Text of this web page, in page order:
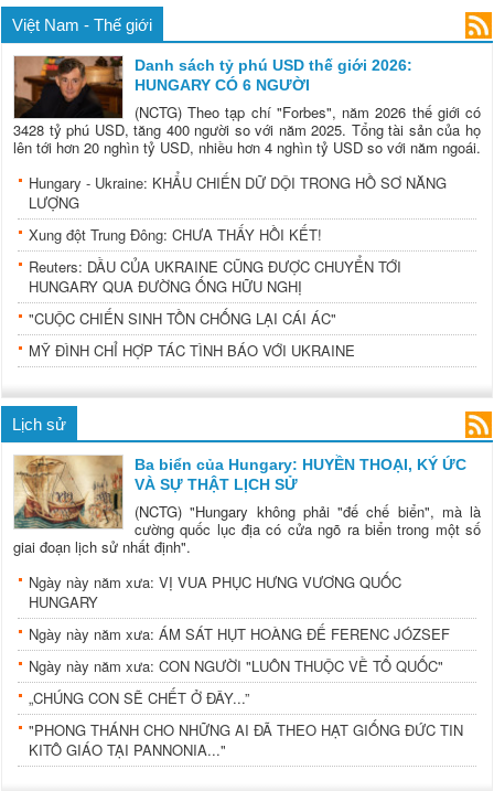
Việt Nam - Thế giới
Danh sách tỷ phú USD thế giới 2026:
HUNGARY CÓ 6 NGƯỜI
(NCTG) Theo tạp chí "Forbes", năm 2026 thế giới có
3428 tỷ phú USD, tăng 400 người so với năm 2025. Tổng tài sản của họ
lên tới hơn 20 nghìn tỷ USD, nhiều hơn 4 nghìn tỷ USD so với năm ngoái.
Hungary - Ukraine: KHẨU CHIẾN DỮ DỘI TRONG HỒ SƠ NĂNG
LƯỢNG
Xung đột Trung Đông: CHƯA THẤY HỒI KẾT!
Reuters: DẦU CỦA UKRAINE CŨNG ĐƯỢC CHUYỂN TỚI
HUNGARY QUA ĐƯỜNG ỐNG HỮU NGHỊ
"CUỘC CHIẾN SINH TỒN CHỐNG LẠI CÁI ÁC"
MỸ ĐÌNH CHỈ HỢP TÁC TÌNH BÁO VỚI UKRAINE
Lịch sử
Ba biển của Hungary: HUYỀN THOẠI, KÝ ỨC
VÀ SỰ THẬT LỊCH SỬ
(NCTG) "Hungary không phải "đế chế biển", mà là
cường quốc lục địa có cửa ngõ ra biển trong một số
giai đoạn lịch sử nhất định".
Ngày này năm xưa: VỊ VUA PHỤC HƯNG VƯƠNG QUỐC
HUNGARY
Ngày này năm xưa: ÁM SÁT HỤT HOÀNG ĐẾ FERENC JÓZSEF
Ngày này năm xưa: CON NGƯỜI "LUÔN THUỘC VỀ TỔ QUỐC"
„CHÚNG CON SẼ CHẾT Ở ĐÂY...”
"PHONG THÁNH CHO NHỮNG AI ĐÃ THEO HẠT GIỐNG ĐỨC TIN
KITÔ GIÁO TẠI PANNONIA..."